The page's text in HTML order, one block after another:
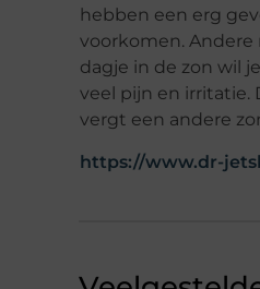
hebben een erg
voorkomen.
dagje in de zon wil
veel pijn en irritatie.
vergt een andere
https://www.dr-